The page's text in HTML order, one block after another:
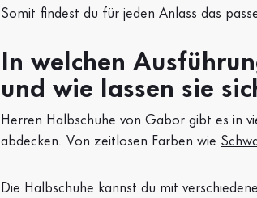
Somit findest du für jeden Anlass das
In welchen
und wie lassen sie
Herren Halbschuhe von Gabor gibt es in
abdecken. Von zeitlosen Farben wie
Die Halbschuhe kannst du mit